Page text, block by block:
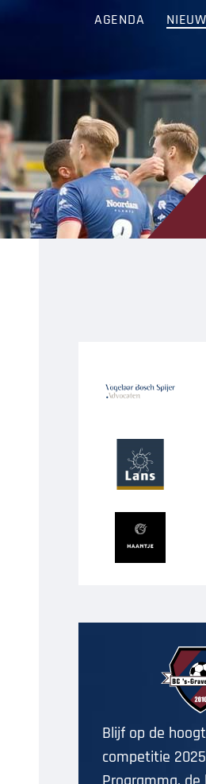
AGENDA
Blijf op de
competitie